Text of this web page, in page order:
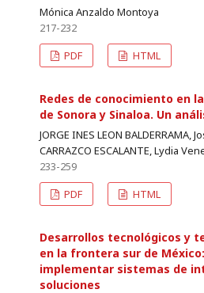
Mónica Anzaldo Montoya
217-232
PDF
HTML
Redes de conocimiento en
de Sonora y Sinaloa. Un
JORGE INES LEON BALDERRAMA,
CARRAZCO ESCALANTE, Lydia
233-259
PDF
HTML
Desarrollos tecnológicos y
en la frontera sur de
implementar sistemas de
soluciones